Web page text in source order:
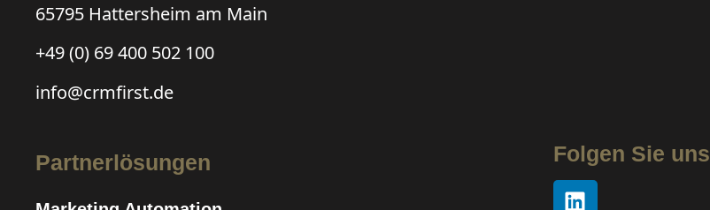
65795 Hattersheim am Main
+49 (0) 69 400 502 100
info@crmfirst.de
Partnerlösungen Folgen Sie uns